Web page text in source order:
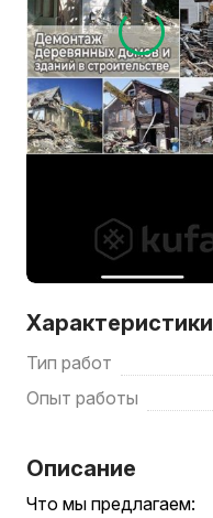
Характеристики
Тип работ
Опыт работы
Описание
Что мы предлагаем: